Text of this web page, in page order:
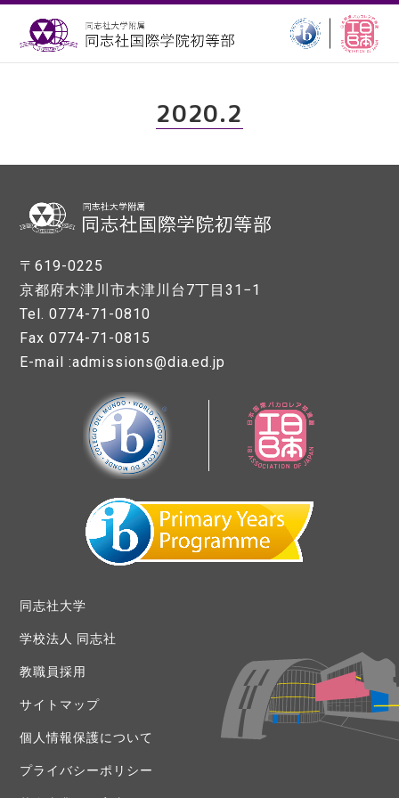
2020.2
〒619-0225
京都府木津川市木津川台7丁目31−1
Tel. 0774-71-0810
Fax 0774-71-0815
E-mail :admissions@dia.ed.jp
同志社大学
学校法人 同志社
教職員採用
サイトマップ
個人情報保護について
プライバシーポリシー